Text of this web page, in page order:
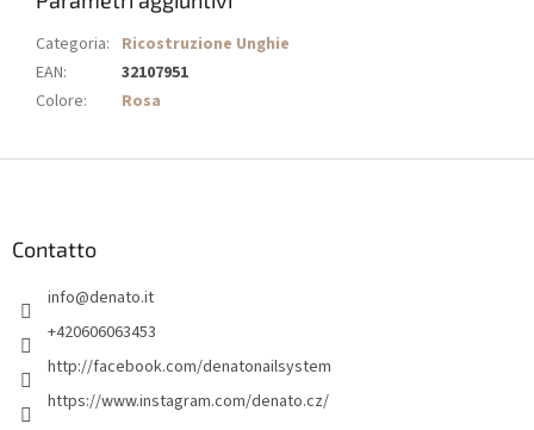
Categoria: Ricostruzione Unghie
EAN:
32107951
Colore: Rosa
Contatto
info@denato.it
+420606063453
http://facebook.com/denatonailsystem
https://www.instagram.com/denato.cz/